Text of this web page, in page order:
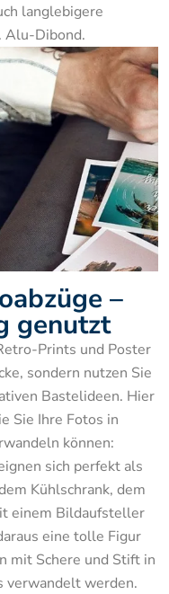
langlebigere
Alu-Dibond.
–
genutzt
Prints und Poster
sondern nutzen Sie
Bastelideen. Hier
Sie Ihre Fotos in
können:
sich perfekt als
Kühlschrank, dem
einem Bildaufsteller
eine tolle Figur
mit Schere und Stift in
verwandelt werden.